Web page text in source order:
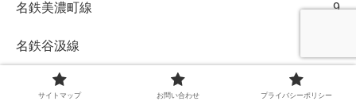
名鉄美濃町線 9
名鉄谷汲線
和歌山電鐵
サイトマップ お問い合わせ プライバシーポリシー